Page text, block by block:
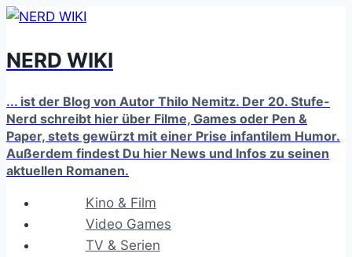
Zum
springen
NERD WIKI
... ist der Blog von Autor Thilo Nemitz. Der 20. Stufe-
Nerd schreibt hier über Filme, Games oder Pen &
Paper, stets gewürzt mit einer Prise infantilem Humor.
Außerdem findest Du hier News und Infos zu seinen
aktuellen Romanen.
Kino & Film
Video Games
TV & Serien